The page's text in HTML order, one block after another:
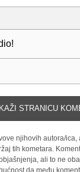
STRANICU
njihovih autora/
tih kometara.
ali to ne
da među